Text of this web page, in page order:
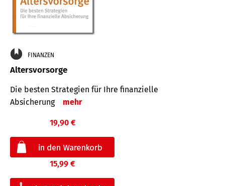
FINANZEN
Altersvorsorge
Die besten Strategien für Ihre finanzielle
Absicherung
mehr
19,90 €
15,99 €